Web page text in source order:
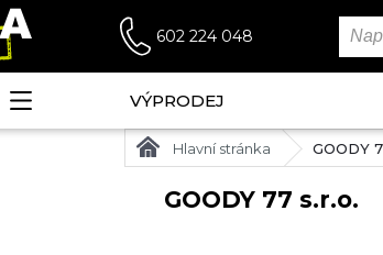
602 224 048
VÝPRODEJ
Hlavní stránka GOODY
GOODY 77 s.r.o.